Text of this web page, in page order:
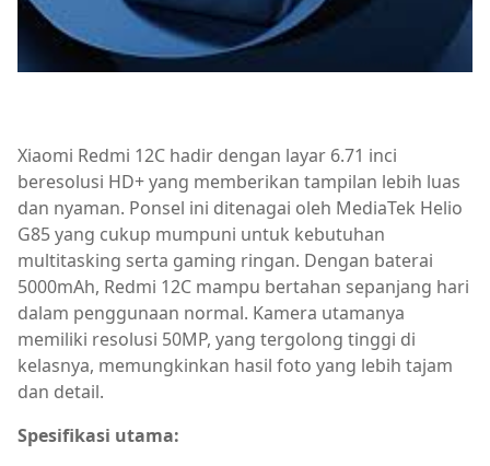
Xiaomi Redmi 12C hadir dengan layar 6.71 inci
beresolusi HD+ yang memberikan tampilan lebih luas
dan nyaman. Ponsel ini ditenagai oleh MediaTek Helio
G85 yang cukup mumpuni untuk kebutuhan
multitasking serta gaming ringan. Dengan baterai
5000mAh, Redmi 12C mampu bertahan sepanjang hari
dalam penggunaan normal. Kamera utamanya
memiliki resolusi 50MP, yang tergolong tinggi di
kelasnya, memungkinkan hasil foto yang lebih tajam
dan detail.
Spesifikasi utama: